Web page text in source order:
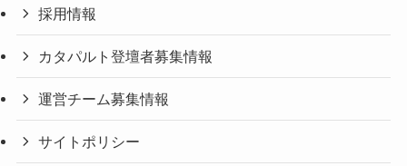
採用情報
カタパルト登壇者募集情報
運営チーム募集情報
サイトポリシー